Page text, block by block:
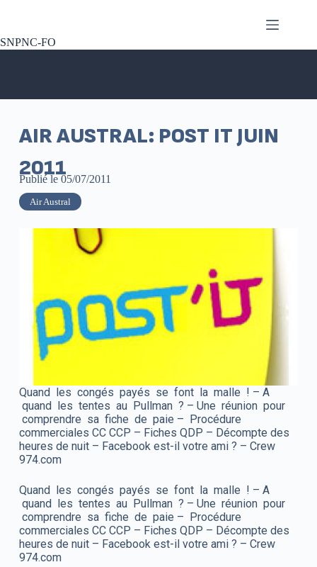
SNPNC-FO
AIR AUSTRAL: POST IT JUIN
2011
Publié le 05/07/2011
Air Austral
Quand les congés payés se font la malle ! – A
quand les tentes au Pullman ? – Une réunion pour
comprendre sa fiche de paie – Procédure
commerciales CC CCP – Fiches QDP – Décompte des
heures de nuit – Facebook est-il votre ami ? – Crew
974.com
Quand les congés payés se font la malle ! – A
quand les tentes au Pullman ? – Une réunion pour
comprendre sa fiche de paie – Procédure
commerciales CC CCP – Fiches QDP – Décompte des
heures de nuit – Facebook est-il votre ami ? – Crew
974.com